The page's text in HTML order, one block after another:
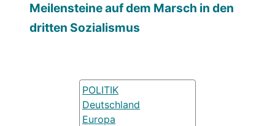
Meilensteine auf dem Marsch in den
dritten Sozialismus
POLITIK
Deutschland
Europa